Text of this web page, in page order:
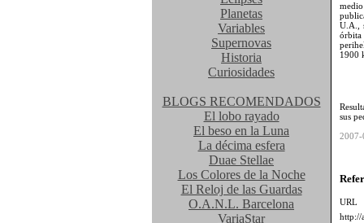
Planetas
Variables
Supernovas
Historia
Curiosidades
BLOGS RECOMENDADOS
El lobo rayado
El beso en la Luna
La décima esfera
Duae Stellae
Los Colores de la Noche
El Reloj de las Guardas
O.A.N.L. Barcelona
VariaStar
U.A.,
órbita
1900
sus
http://